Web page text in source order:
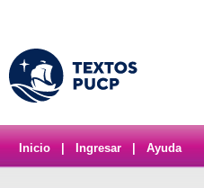
Inicio Ingresar Ayuda